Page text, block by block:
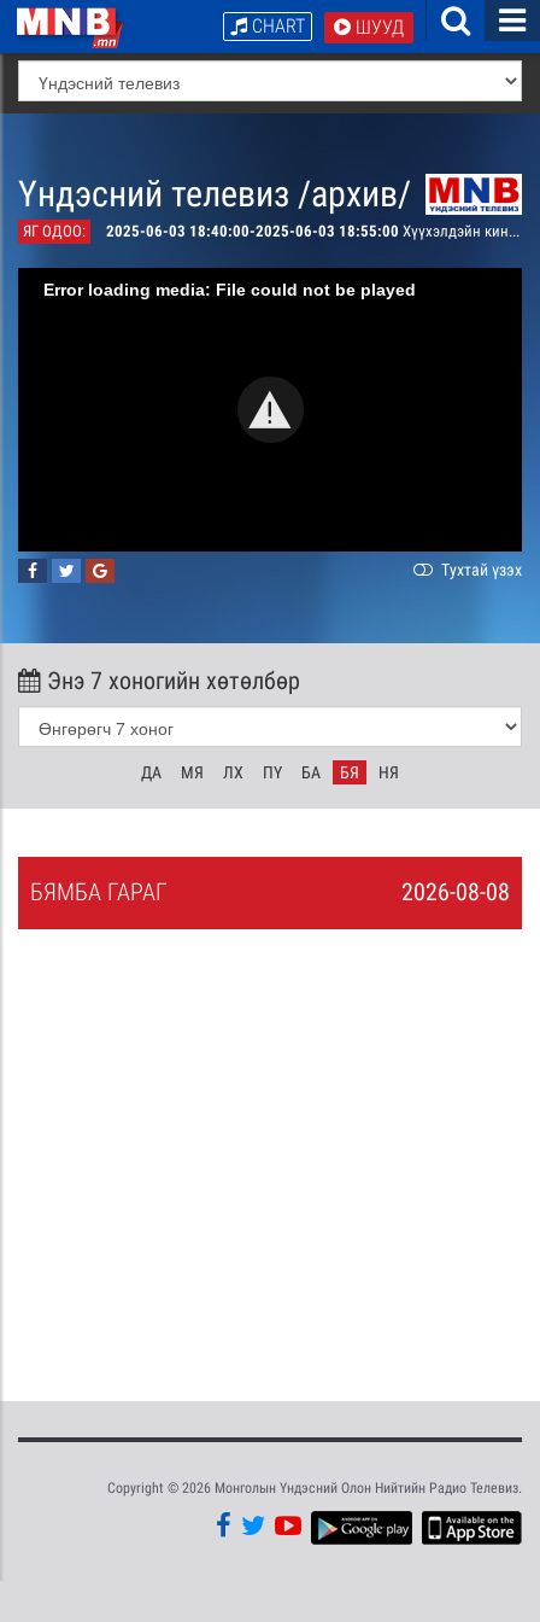
ШУУД
CHART
Үндэсний телевиз /архив/
ЯГ ОДОО: 2025-06-03 18:40:00-2025-06-03 18:55:00 Хүүхэлдэйн кино: “Ойн баавгай” 26-р анги
Error loading media: File could not be played
Тухтай үзэх
Энэ 7 хоногийн хөтөлбөр
ДА МЯ ЛХ ПҮ БА БЯ НЯ
2026-08-08
БЯМБА ГАРАГ
Copyright © 2026 Монголын Үндэсний Олон Нийтийн Радио Телевиз.